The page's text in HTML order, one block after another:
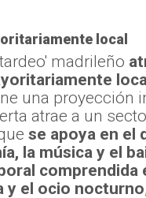
local
madrileño
una proyección
atrae a un
se apoya en el
la música y el
comprendida
y el ocio nocturno